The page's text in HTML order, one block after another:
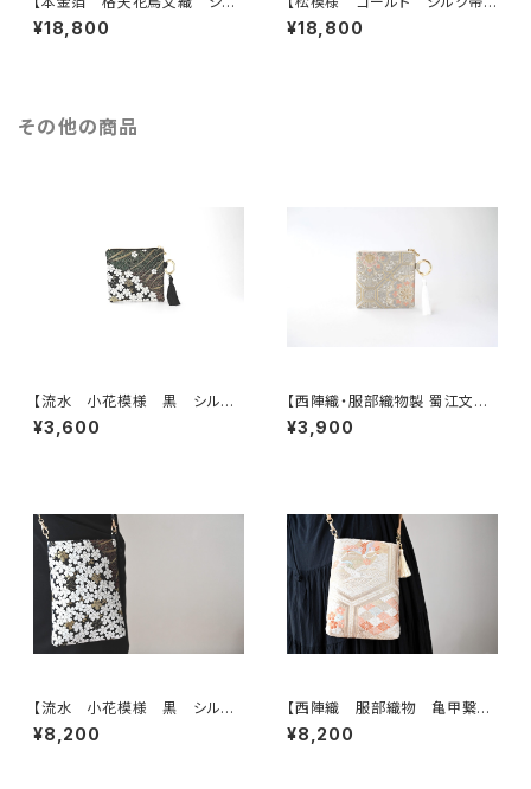
ク帯リメイク 2Wayクラッチ＆
ハンドバッグ】結婚式、パーティ
¥18,800
メイク 2Wayクラッチ＆ハンドバ
ッグ】結婚式、パーティー、お呼ば
¥18,800
その他の商品
【流水 小花模様 黒 シルク
帯リメイク バッグチャーム型ス
クエアポーチ】メイクポーチ 旅
¥3,600
【西陣織・服部織物製 蜀江文に
雲取り・花唐草模様 シルク帯
リメイク バッグチャーム型スク
¥3,900
【流水 小花模様 黒 シルク
帯リメイク スマホショルダーバ
ッグ】日常使い、お呼ばれの日、
¥8,200
【西陣織 服部織物 亀甲繋ぎ
に鳳凰・花模様 帯リメイク
スマホショルダーバッグ】日常使
¥8,200